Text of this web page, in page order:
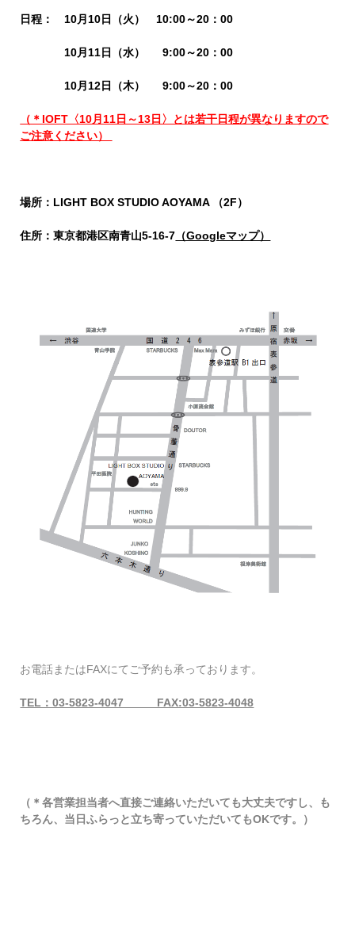
日程： 10月10日（火） 10:00～20：00
10月11日（水） 9:00～20：00
10月12日（木） 9:00～20：00
（＊IOFT〈10月11日～13日〉とは若干日程が異なりますので
ご注意ください）
場所：LIGHT BOX STUDIO AOYAMA （2F）
住所：東京都港区南青山5-16-7 （Googleマップ）
お電話またはFAXにてご予約も承っております。
TEL：03-5823-4047 FAX:03-5823-4048
（＊各営業担当者へ直接ご連絡いただいても大丈夫ですし、も
ちろん、当日ふらっと立ち寄っていただいてもOKです。）